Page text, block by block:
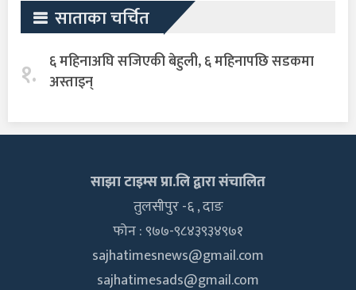
साताका चर्चित
१. ६ महिनाअघि सजिएकी बेहुली, ६ महिनापछि सडकमा
अस्ताइन्
साझा टाइम्स प्रा.लि द्वारा संचालित
तुलसीपुर -६ , दाङ
फोन : ९७७-९८४३९३४९७१
sajhatimesnews@gmail.com
sajhatimesads@gmail.com